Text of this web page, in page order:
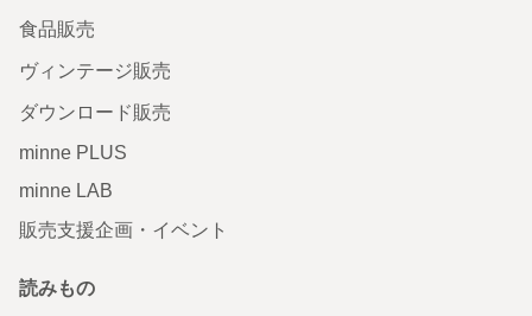
食品販売
ヴィンテージ販売
ダウンロード販売
minne PLUS
minne LAB
販売支援企画・イベント
読みもの